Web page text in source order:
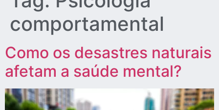
comportamental
Como os desastres naturais
afetam a saúde mental?